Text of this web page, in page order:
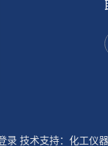
录 技术支持： 化工仪